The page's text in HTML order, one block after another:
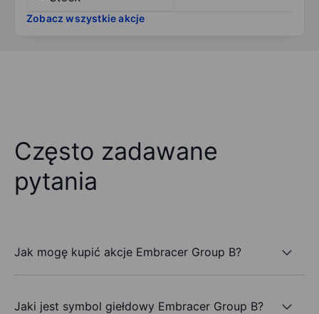
Zobacz wszystkie akcje
Często zadawane
pytania
Jak mogę kupić akcje Embracer Group B?
Jaki jest symbol giełdowy Embracer Group B?